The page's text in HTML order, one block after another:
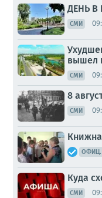
ДЕНЬ В
СМИ
вышел
СМИ
8
СМИ
ОФИЦ.
Куда
СМИ